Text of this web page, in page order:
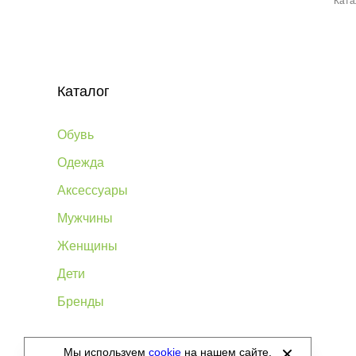
Каталог
Обувь
Одежда
Аксессуары
Мужчины
Женщины
Дети
Бренды
©2012-2026 - Sellgroup.ru - все права защищены.
Мы используем cookie на нашем сайте.